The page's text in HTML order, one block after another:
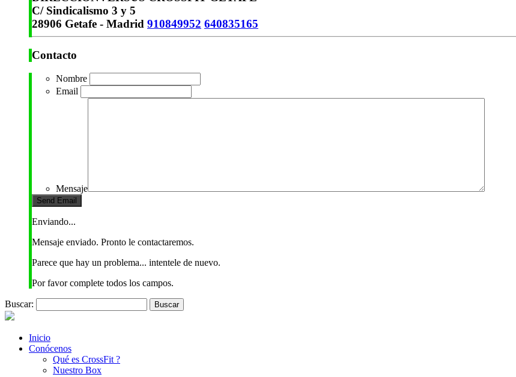
C/ Sindicalismo 3 y 5
28906 Getafe - Madrid 910849952 640835165
Contacto
Nombre
Email
Mensaje
Enviando...
Mensaje enviado. Pronto le contactaremos.
Parece que hay un problema... intentele de nuevo.
Por favor complete todos los campos.
Buscar:
Inicio
Conócenos
Qué es CrossFit ?
Nuestro Box